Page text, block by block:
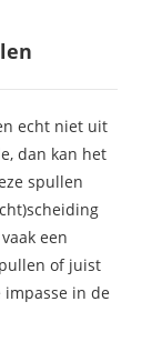
echt niet uit
dan kan het
spullen
een
of juist
impasse in de